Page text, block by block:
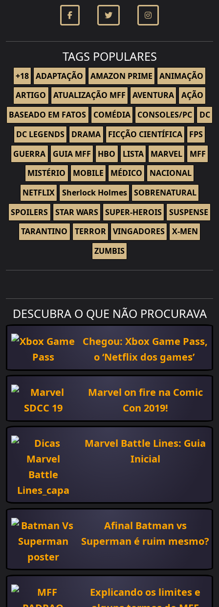
TAGS POPULARES
+18 ADAPTAÇÃO AMAZON PRIME
ANIMAÇÃO
ARTIGO
ATUALIZAÇÃO MFF AVENTURA
AÇÃO
BASEADO EM FATOS
COMÉDIA CONSOLES/PC
DC
DC LEGENDS
DRAMA FICÇÃO CIENTÍFICA
FPS
GUERRA
GUIA MFF HBO LISTA MARVEL
MFF
MISTÉRIO
MOBILE MÉDICO
NACIONAL
NETFLIX
Sherlock Holmes
SOBRENATURAL
SPOILERS
STAR WARS SUPER-HEROIS
SUSPENSE
TARANTINO
TERROR VINGADORES
X-MEN
ZUMBIS
DESCUBRA O QUE NÃO PROCURAVA
Chegou: Xbox Game Pass,
o ‘Netflix dos games’
Marvel on fire na Comic
Con 2019!
Marvel Battle Lines: Guia
Inicial
Afinal Batman vs
Superman é ruim mesmo?
Explicando os limites e